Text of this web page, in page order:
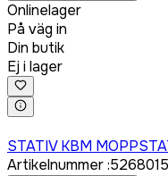
Onlinelager
På väg in
Din butik
Ej i lager
STATIV KBM
Artikelnummer:526801